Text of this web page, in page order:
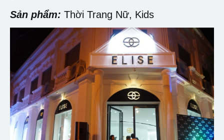
Sản phẩm: Thời Trang Nữ, Kids